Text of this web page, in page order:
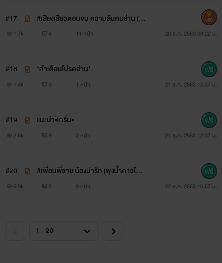
#17
#เสียงเสียวตอนจบ ความลับคนร่าน (แต
กใส่หนูยิ้มเยอะๆ นะคะ)
1.7k 4 11 หน้า 20 ธ.ค. 2563 08:22 น.
300
#18 *คำเตือนโปรดอ่าน*
1.4k 0 1 หน้า 21 ธ.ค. 2563 12:37 น.
#19 แนะนำ•เกริ่น•
2.6k 9 2 หน้า 21 ธ.ค. 2563 12:37 น.
#20
#เพื่อนพี่ชาย น้องน่ารัก (พุงน้ำคาวใส่เต็
มหัว)
6.9k 8 9 หน้า 22 ธ.ค. 2563 16:57 น.